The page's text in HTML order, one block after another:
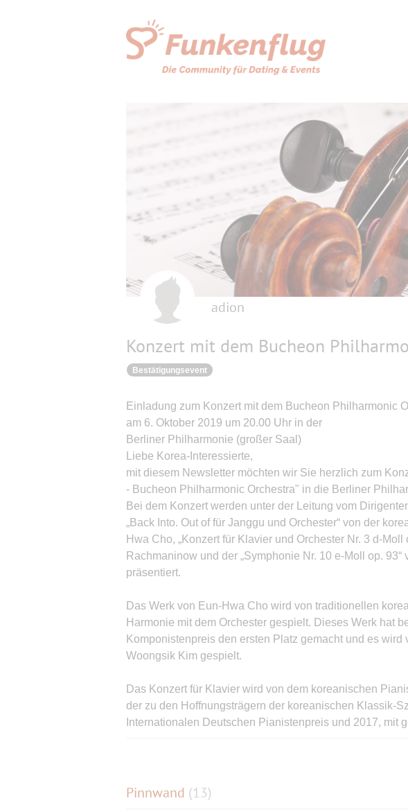
adion
Konzert mit dem Bucheon
Bestätigungsevent
Einladung zum Konzert mit dem Bucheon Philharmonic
am 6. Oktober 2019 um 20.00 Uhr in der
Berliner Philharmonie (großer Saal)
Liebe Korea-Interessierte,
mit diesem Newsletter möchten wir Sie herzlich zum
- Bucheon Philharmonic Orchestra" in die Berliner
Bei dem Konzert werden unter der Leitung vom
„Back Into. Out of für Janggu und Orchester“ von der
Hwa Cho, „Konzert für Klavier und Orchester Nr. 3 d-Moll
Rachmaninow und der „Symphonie Nr. 10 e-Moll op.
präsentiert.
Das Werk von Eun-Hwa Cho wird von traditionellen
Harmonie mit dem Orchester gespielt. Dieses Werk hat
Komponistenpreis den ersten Platz gemacht und es wird
Woongsik Kim gespielt.
Das Konzert für Klavier wird von dem koreanischen
der zu den Hoffnungsträgern der koreanischen Klassik-
Internationalen Deutschen Pianistenpreis und 2017, mit
Eine Teilnahme ist nur nach Registrierung möglich.
Eintritt: frei. Registrierung erforderlich unter: bit.ly/
Pinnwand (13)